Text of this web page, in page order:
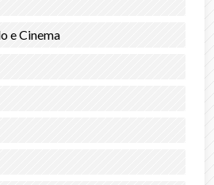
e Cinema